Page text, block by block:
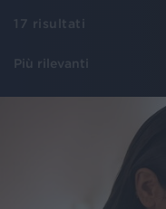
17 risultati
Più rilevanti